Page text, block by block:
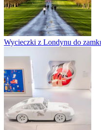
Wycieczki z Londynu do